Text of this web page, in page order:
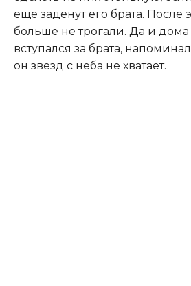
еще заденут его брата. После
больше не трогали. Да и дома
вступался за брата,
он звезд с неба не хватает.​